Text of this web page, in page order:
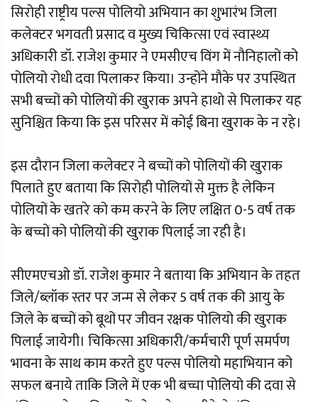
सिरोही राष्ट्रीय पल्स पोलियो अभियान का शुभारंभ जिला
कलेक्टर भगवती प्रसाद व मुख्य चिकित्सा एवं स्वास्थ्य
अधिकारी डॉ. राजेश कुमार ने एमसीएच विंग में नौनिहालों को
पोलियो रोधी दवा पिलाकर किया। उन्होंने मौके पर उपस्थित
सभी बच्चों को पोलियों की खुराक अपने हाथो से पिलाकर यह
सुनिश्चित किया कि इस परिसर में कोई बिना खुराक के न रहे।
इस दौरान जिला कलेक्टर ने बच्चों को पोलियों की खुराक
पिलाते हुए बताया कि सिरोही पोलियों से मुक्त है लेकिन
पोलियों के खतरे को कम करने के लिए लक्षित 0-5 वर्ष तक
के बच्चों को पोलियों की खुराक पिलाई जा रही है।
सीएमएचओ डॉ. राजेश कुमार ने बताया कि अभियान के तहत
जिले/ब्लॉक स्तर पर जन्म से लेकर 5 वर्ष तक की आयु के
जिले के बच्चों को बूथों पर जीवन रक्षक पोलियो की खुराक
पिलाई जायेगी। चिकित्सा अधिकारी/कर्मचारी पूर्ण समर्पण
भावना के साथ काम करते हुए पल्स पोलियो महाभियान को
सफल बनाये ताकि जिले में एक भी बच्चा पोलियो की दवा से